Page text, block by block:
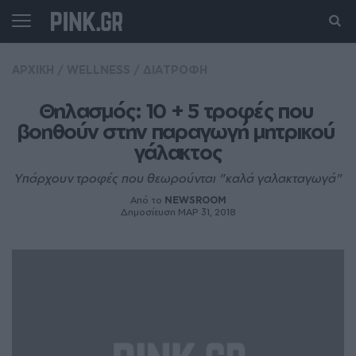
Θηλασμός: 10 + 5 τροφές που
βοηθούν στην παραγωγή μητρικού
γάλακτος
Υπάρχουν τροφές που θεωρούνται "καλά γαλακταγωγά"
Από το NEWSROOM
Δημοσίευση ΜΑΡ 31, 2018